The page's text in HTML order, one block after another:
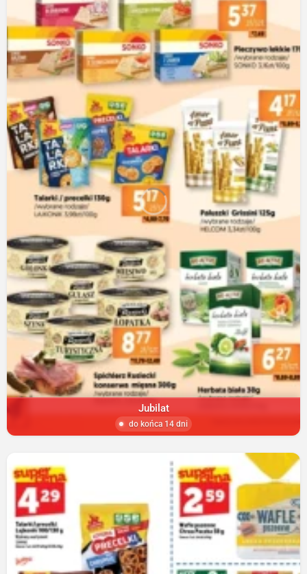
Jubilat
do końca 14 dni